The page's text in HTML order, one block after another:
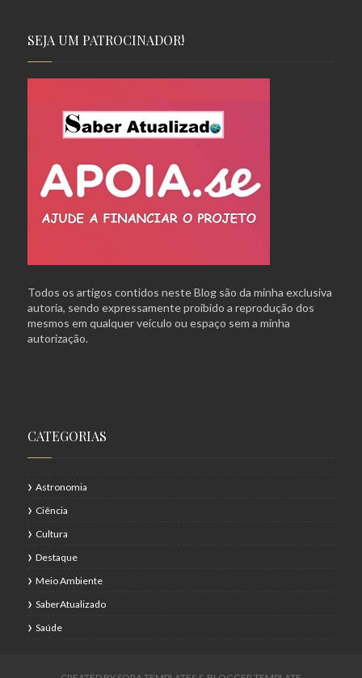
SEJA UM PATROCINADOR!
Todos os artigos contidos neste Blog são da minha exclusiva
autoria, sendo expressamente proibido a reprodução dos
mesmos em qualquer veículo ou espaço sem a minha
autorização.
CATEGORIAS
Astronomia
Ciência
Cultura
Destaque
Meio Ambiente
SaberAtualizado
Saúde